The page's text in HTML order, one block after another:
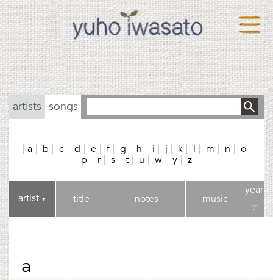
artists songs
a b c d e f g h i j k l m n
o
p
r s t u w y z
artist▼ title notes music
year
▽
a